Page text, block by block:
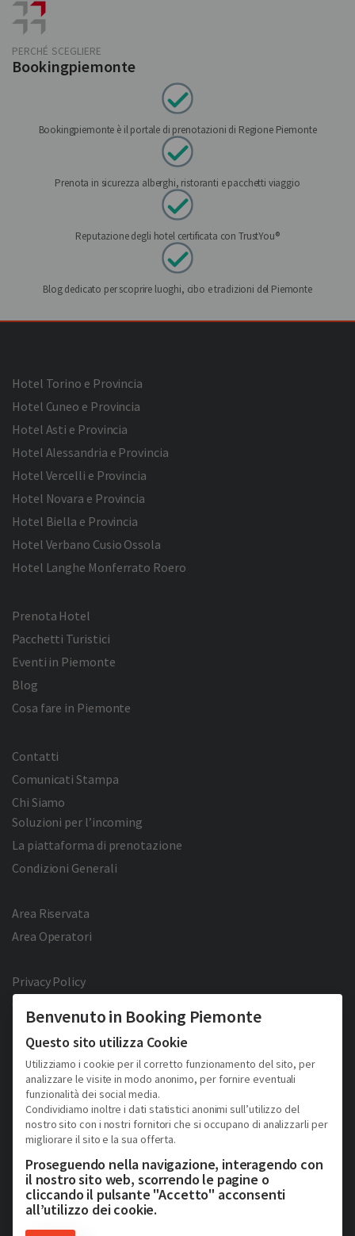
PERCHÉ SCEGLIERE
Bookingpiemonte
Bookingpiemonte è il portale di prenotazioni di Regione Piemonte
Prenota in sicurezza alberghi, ristoranti e pacchetti viaggio
Reputazione degli hotel certificata con TrustYou®
Blog dedicato per scoprire luoghi, cibo e tradizioni del Piemonte
Hotel Torino e Provincia
Hotel Cuneo e Provincia
Hotel Asti e Provincia
Hotel Alessandria e Provincia
Hotel Vercelli e Provincia
Hotel Novara e Provincia
Hotel Biella e Provincia
Hotel Verbano Cusio Ossola
Hotel Langhe Monferrato Roero
Prenota Hotel
Pacchetti Turistici
Eventi in Piemonte
Blog
Cosa fare in Piemonte
Contatti
Comunicati Stampa
Chi Siamo
Soluzioni per l’incoming
La piattaforma di prenotazione
Condizioni Generali
Area Riservata
Area Operatori
Privacy Policy
Facebook
Twitter YouTube Pinterest
2026 © Copyright - Turismo Alpmed S.r.l.
Cap. Soc. € 40.000 I.V. - P.IVA IT10807510010 - R.E.A TO 1163413
Via Giuseppe Pomba, 23, 10123, Torino, (Italy)
Tel. (+39) 331 9879633
Benvenuto in Booking Piemonte
Questo sito utilizza Cookie
Utilizziamo i cookie per il corretto funzionamento del sito, per
analizzare le visite in modo anonimo, per fornire eventuali
funzionalità dei social media.
Condividiamo inoltre i dati statistici anonimi sull’utilizzo del
nostro sito con i nostri fornitori che si occupano di analizzarli per
migliorare il sito e la sua offerta.
Proseguendo nella navigazione, interagendo con
il nostro sito web, scorrendo le pagine o
cliccando il pulsante "Accetto" acconsenti
all’utilizzo dei cookie.